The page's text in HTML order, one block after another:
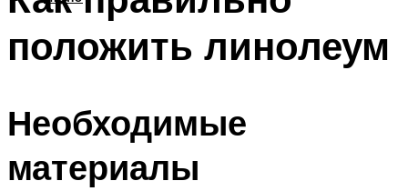
положить линолеум
Необходимые
материалы